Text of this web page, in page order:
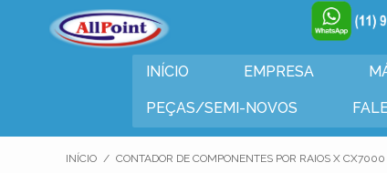
www.allpoint.com.br
☎ (011)2062-6900
INÍCIO EMPRESA
PEÇAS/SEMI-NOVOS
INÍCIO / CONTADOR DE COMPONENTES POR RAIOS X